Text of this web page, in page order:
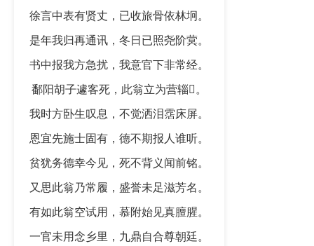
徐言中表有贤丈，已收旅骨依林坰。
是年我归再通讯，冬日已照尧阶蓂。
书中报我方急扰，我意官下非常经。
鄱阳胡子遽客死，此翁立为营辎𫐌。
我时方卧生叹息，不觉洒泪霑床屏。
恩宜先施士固有，德不期报人谁听。
贫犹务德幸今见，死不背义闻前铭。
又思此翁乃常履，盛誉未足滋芳名。
有如此翁空试用，慕附始见真膻腥。
一官未用念乡里，九鼎自合尊朝廷。